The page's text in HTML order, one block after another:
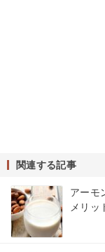
関連する記事
アーモ
メリッ